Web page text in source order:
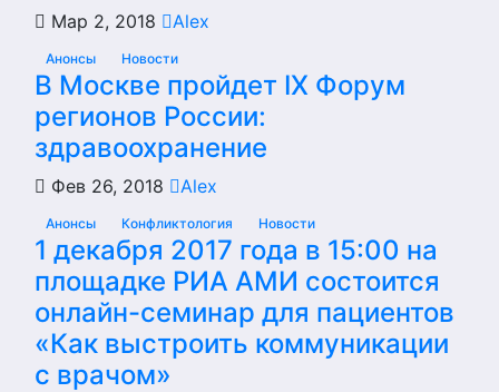
Мар 2, 2018 Alex
Анонсы Новости
В Москве пройдет IX Форум
регионов России:
здравоохранение
Фев 26, 2018 Alex
Анонсы Конфликтология Новости
1 декабря 2017 года в 15:00 на
площадке РИА АМИ состоится
онлайн-семинар для пациентов
«Как выстроить коммуникации
с врачом»